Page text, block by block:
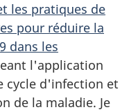
les pratiques de
pour réduire la
dans les
l'application
cycle d'infection et
de la maladie. Je